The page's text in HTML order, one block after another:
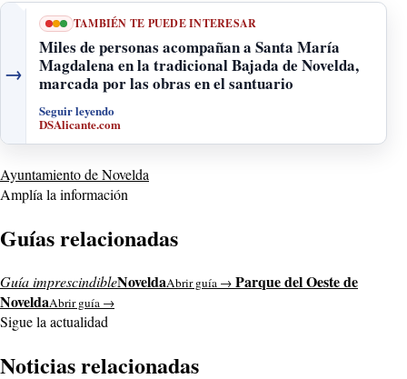
→
TAMBIÉN TE PUEDE INTERESAR
Miles de personas acompañan a Santa María
Magdalena en la tradicional Bajada de Novelda,
marcada por las obras en el santuario
Seguir leyendo
DSAlicante.com
Ayuntamiento de Novelda
Amplía la información
Guías relacionadas
Guía imprescindibleNoveldaAbrir guía → Parque del Oeste de
NoveldaAbrir guía →
Sigue la actualidad
Noticias relacionadas